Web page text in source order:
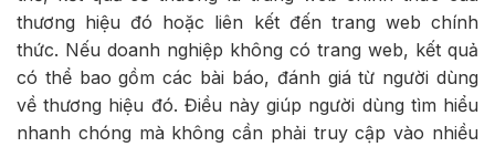
thương hiệu đó hoặc liên kết đến trang web chính
thức. Nếu doanh nghiệp không có trang web, kết quả
có thể bao gồm các bài báo, đánh giá từ người dùng
về thương hiệu đó. Điều này giúp người dùng tìm hiểu
nhanh chóng mà không cần phải truy cập vào nhiều